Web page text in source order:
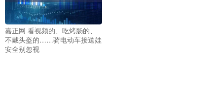
嘉正网 看视频的、吃烤肠的、
不戴头盔的……骑电动车接送娃
安全别忽视